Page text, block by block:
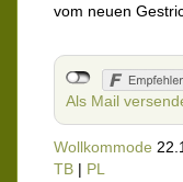
vom neuen
Als Mail
Wollkommode
TB | PL